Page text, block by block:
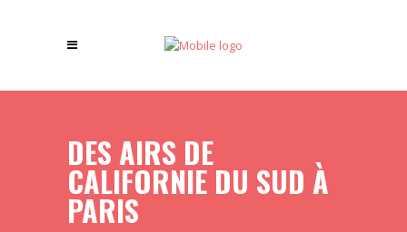
DES AIRS DE
CALIFORNIE DU SUD À
PARIS